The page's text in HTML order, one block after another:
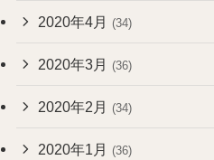
2020年4月 (34)
2020年3月 (36)
2020年2月 (34)
2020年1月 (36)